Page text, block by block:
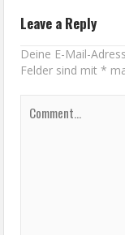
Leave a Reply
Deine E-Mail-
Felder sind mit*